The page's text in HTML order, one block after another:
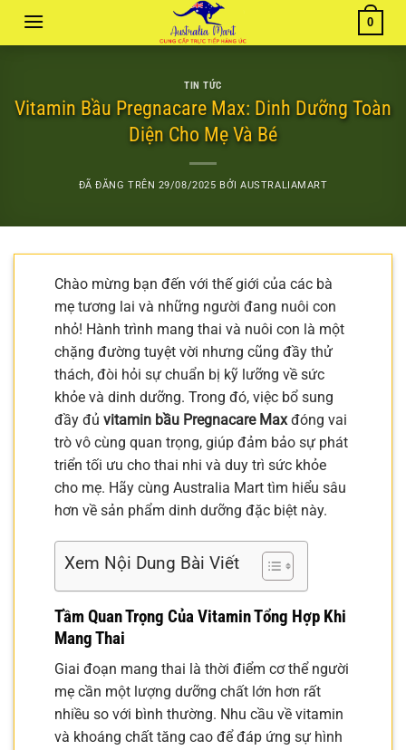
0
TIN TỨC
Vitamin Bầu Pregnacare Max: Dinh Dưỡng Toàn
Diện Cho Mẹ Và Bé
ĐÃ ĐĂNG TRÊN 29/08/2025 BỞIAUSTRALIAMART
Chào mừng bạn đến với thế giới của các bà
mẹ tương lai và những người đang nuôi con
nhỏ! Hành trình mang thai và nuôi con là một
chặng đường tuyệt vời nhưng cũng đầy thử
thách, đòi hỏi sự chuẩn bị kỹ lưỡng về sức
khỏe và dinh dưỡng. Trong đó, việc bổ sung
đầy đủ vitamin bầu Pregnacare Maxđóng vai
trò vô cùng quan trọng, giúp đảm bảo sự phát
triển tối ưu cho thai nhi và duy trì sức khỏe
cho mẹ. Hãy cùng Australia Mart tìm hiểu sâu
hơn về sản phẩm dinh dưỡng đặc biệt này.
Xem Nội Dung Bài Viết
Tầm Quan Trọng Của Vitamin Tổng Hợp Khi
Mang Thai
Giai đoạn mang thai là thời điểm cơ thể người
mẹ cần một lượng dưỡng chất lớn hơn rất
nhiều so với bình thường. Nhu cầu về vitamin
và khoáng chất tăng cao để đáp ứng sự hình